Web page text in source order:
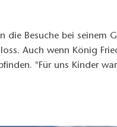
die Besuche bei seinem
Auch wenn König
"Für uns Kinder